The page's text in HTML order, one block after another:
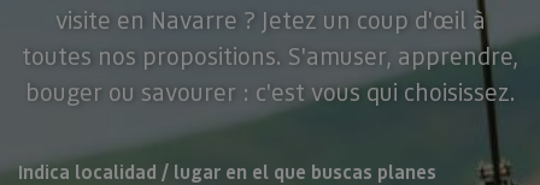
visite en Navarre ? Jetez un coup d'œil à
toutes nos propositions. S'amuser, apprendre,
bouger ou savourer : c'est vous qui choisissez.
Rechercher
Indica localidad / lugar en el que buscas planes